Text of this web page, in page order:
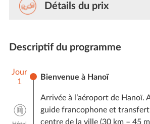
Détails du prix
chaque voyageur d’Amica. Ce dernier
saisonnalité et les délais de
client.
A titre indicatif, comptez pour ce
une estimation entre
Descriptif du programme
Jour
1
Bienvenue à Hanoï
Arrivée à l’aéroport de Hanoï.
guide francophone et transfert
centre de la ville (30 km – 45